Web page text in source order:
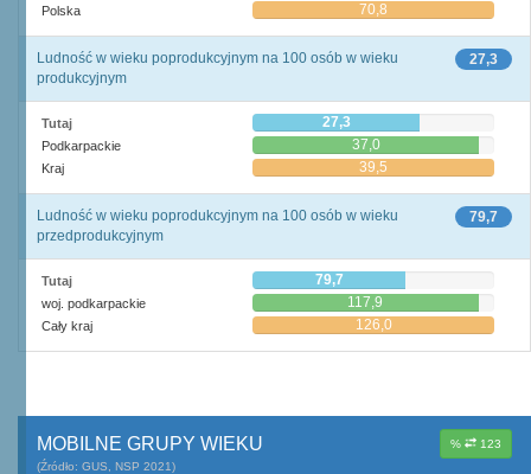
Polska 70,8
27,3
Ludność w wieku poprodukcyjnym na 100 osób w wieku
produkcyjnym
Tutaj 27,3
Podkarpackie 37,0
Kraj 39,5
79,7
Ludność w wieku poprodukcyjnym na 100 osób w wieku
przedprodukcyjnym
Tutaj 79,7
woj. podkarpackie 117,9
Cały kraj 126,0
% 123
MOBILNE GRUPY WIEKU
(Źródło: GUS, NSP 2021)